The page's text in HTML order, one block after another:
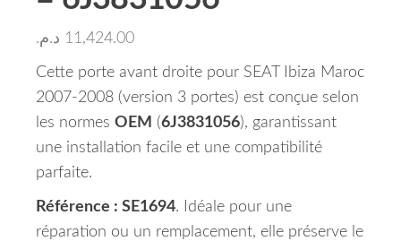
11,424.00 د.م.
Cette porte avant droite pour SEAT Ibiza Maroc
2007-2008 (version 3 portes) est conçue selon
les normes OEM (6J3831056), garantissant
une installation facile et une compatibilité
parfaite.
Référence : SE1694. Idéale pour une
réparation ou un remplacement, elle préserve le